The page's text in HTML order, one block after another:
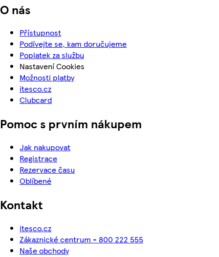
O nás
Přístupnost
Podívejte se, kam doručujeme
Poplatek za službu
Nastavení Cookies
Možnosti platby
itesco.cz
Clubcard
Pomoc s prvním nákupem
Jak nakupovat
Registrace
Rezervace času
Oblíbené
Kontakt
itesco.cz
Zákaznické centrum - 800 222 555
Naše obchody